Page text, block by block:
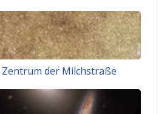
der Milchstraße